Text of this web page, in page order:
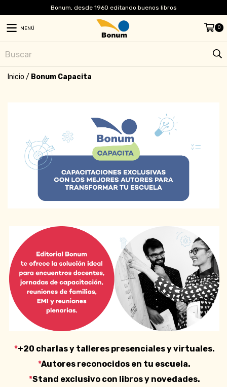
Bonum, desde 1960 editando buenos libros
MENÚ 0
Inicio / Bonum Capacita
*+20 charlas y talleres presenciales y virtuales.
*Autores reconocidos en tu escuela.
*Stand exclusivo con libros y novedades.